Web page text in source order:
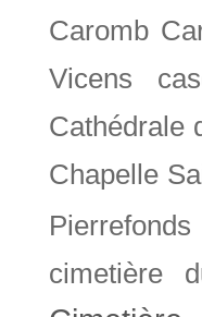
Caromb
Vicens
Cathédrale
Chapelle
Pierrefonds
cimetière